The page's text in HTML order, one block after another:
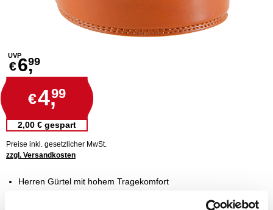
UVP
€6,99
€4,99
2,00 € gespart
Preise inkl. gesetzlicher MwSt.
zzgl. Versandkosten
Herren Gürtel mit hohem Tragekomfort